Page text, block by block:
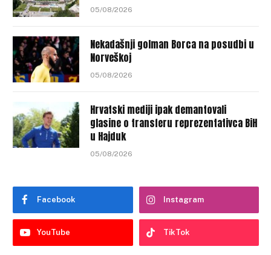
05/08/2026
Nekadašnji golman Borca na posudbi u
Norveškoj
05/08/2026
Hrvatski mediji ipak demantovali
glasine o transferu reprezentativca BiH
u Hajduk
05/08/2026
Facebook Instagram
YouTube TikTok